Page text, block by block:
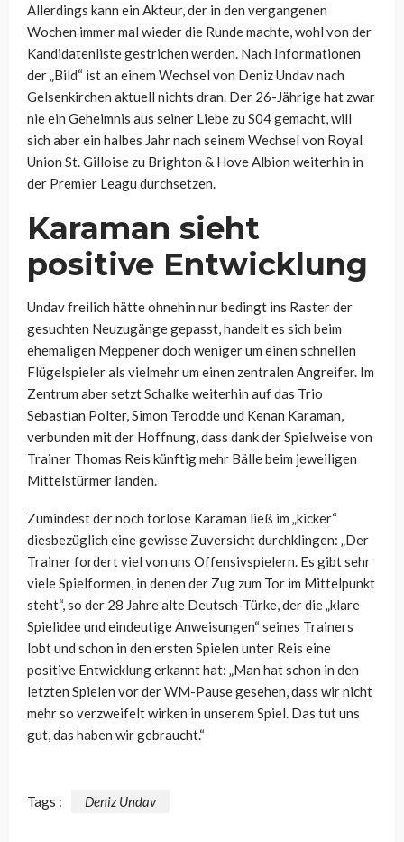
Allerdings kann ein Akteur, der in den vergangenen
Wochen immer mal wieder die Runde machte, wohl von der
Kandidatenliste gestrichen werden. Nach Informationen
der „Bild“ ist an einem Wechsel von Deniz Undav nach
Gelsenkirchen aktuell nichts dran. Der 26-Jährige hat zwar
nie ein Geheimnis aus seiner Liebe zu S04 gemacht, will
sich aber ein halbes Jahr nach seinem Wechsel von Royal
Union St. Gilloise zu Brighton & Hove Albion weiterhin in
der Premier Leagu durchsetzen.
Karaman sieht
positive Entwicklung
Undav freilich hätte ohnehin nur bedingt ins Raster der
gesuchten Neuzugänge gepasst, handelt es sich beim
ehemaligen Meppener doch weniger um einen schnellen
Flügelspieler als vielmehr um einen zentralen Angreifer. Im
Zentrum aber setzt Schalke weiterhin auf das Trio
Sebastian Polter, Simon Terodde und Kenan Karaman,
verbunden mit der Hoffnung, dass dank der Spielweise von
Trainer Thomas Reis künftig mehr Bälle beim jeweiligen
Mittelstürmer landen.
Zumindest der noch torlose Karaman ließ im „kicker“
diesbezüglich eine gewisse Zuversicht durchklingen: „Der
Trainer fordert viel von uns Offensivspielern. Es gibt sehr
viele Spielformen, in denen der Zug zum Tor im Mittelpunkt
steht“, so der 28 Jahre alte Deutsch-Türke, der die „klare
Spielidee und eindeutige Anweisungen“ seines Trainers
lobt und schon in den ersten Spielen unter Reis eine
positive Entwicklung erkannt hat: „Man hat schon in den
letzten Spielen vor der WM-Pause gesehen, dass wir nicht
mehr so verzweifelt wirken in unserem Spiel. Das tut uns
gut, das haben wir gebraucht.“
Tags : Deniz Undav